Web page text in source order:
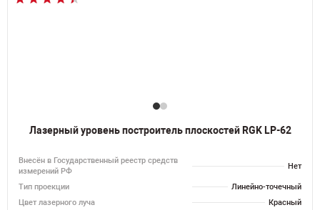
Лазерный уровень построитель плоскостей RGK LP-62
Внесён в Государственный реестр средств
измерений РФ
Нет
Тип проекции
Линейно-точечный
Цвет лазерного луча
Красный